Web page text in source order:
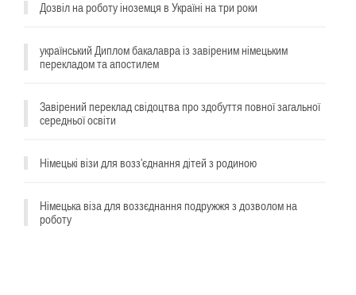
Дозвіл на роботу іноземця в Україні на три роки
український Диплом бакалавра із завіреним німецьким
перекладом та апостилем
Завірений переклад свідоцтва про здобуття повної загальної
середньої освіти
Німецькі візи для возз'єднання дітей з родиною
Німецька віза для воззєднання подружжя з дозволом на
роботу